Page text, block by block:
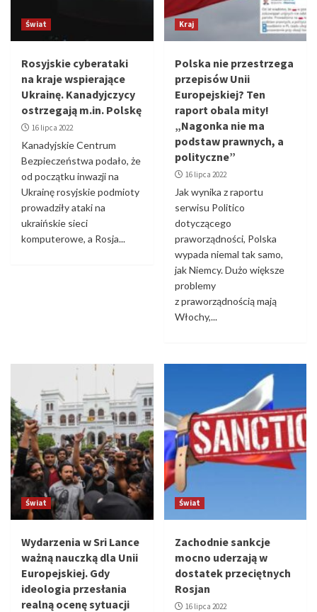
Świat
Rosyjskie cyberataki
na kraje wspierające
Ukrainę. Kanadyjczycy
ostrzegają m.in. Polskę
16 lipca 2022
Kanadyjskie Centrum
Bezpieczeństwa podało, że
od początku inwazji na
Ukrainę rosyjskie podmioty
prowadziły ataki na
ukraińskie sieci
komputerowe, a Rosja...
Kraj
Polska nie przestrzega
przepisów Unii
Europejskiej? Ten
raport obala mity!
„Nagonka nie ma
podstaw prawnych, a
polityczne”
16 lipca 2022
Jak wynika z raportu
serwisu Politico
dotyczącego
praworządności, Polska
wypada niemal tak samo,
jak Niemcy. Dużo większe
problemy
z praworządnością mają
Włochy,...
Świat
Wydarzenia w Sri Lance
ważną nauczką dla Unii
Europejskiej. Gdy
ideologia przesłania
realną ocenę sytuacji
Świat
Zachodnie sankcje
mocno uderzają w
dostatek przeciętnych
Rosjan
16 lipca 2022